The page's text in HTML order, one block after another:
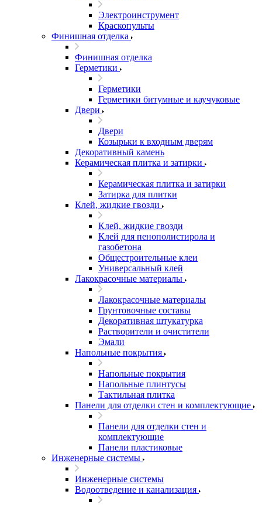
Электроинструмент
Краскопульты
Финишная отделка
Финишная отделка
Герметики
Герметики
Герметики битумные и каучуковые
Двери
Двери
Козырьки к входным дверям
Декоративный камень
Керамическая плитка и затирки
Керамическая плитка и затирки
Затирка для плитки
Клей, жидкие гвозди
Клей, жидкие гвозди
Клей для пенополистирола и
газобетона
Общестроительные клеи
Универсальный клей
Лакокрасочные материалы
Лакокрасочные материалы
Грунтовочные составы
Декоративная штукатурка
Растворители и очистители
Эмали
Напольные покрытия
Напольные покрытия
Напольные плинтусы
Тактильная плитка
Панели для отделки стен и комплектующие
Панели для отделки стен и
комплектующие
Панели пластиковые
Инженерные системы
Инженерные системы
Водоотведение и канализация